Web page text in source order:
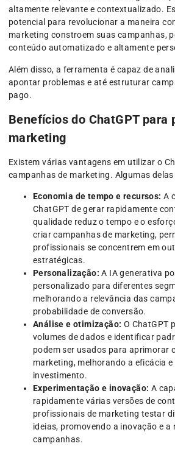
altamente relevante e contextualizado.
potencial para revolucionar a maneira
marketing constroem suas campanhas,
conteúdo automatizado e altamente
Além disso, a ferramenta é capaz de
apontar problemas e até estruturar
pago.
Benefícios do ChatGPT para
marketing
Existem várias vantagens em utilizar o
campanhas de marketing. Algumas delas
Economia de tempo e recursos: A
ChatGPT de gerar rapidamente
qualidade reduz o tempo e o
criar campanhas de marketing,
profissionais se concentrem em
estratégicas.
Personalização:A IA generativa
personalizado para diferentes
melhorando a relevância das
probabilidade de conversão.
Análise e otimização: O ChatGPT
volumes de dados e identificar
podem ser usados para aprimorar
marketing, melhorando a eficácia
investimento.
Experimentação e inovação: A
rapidamente várias versões de
profissionais de marketing testar
ideias, promovendo a inovação e
campanhas.